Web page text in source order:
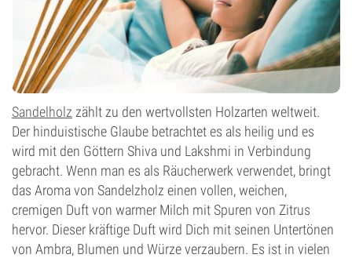
Sandelholz zählt zu den wertvollsten Holzarten weltweit.
Der hinduistische Glaube betrachtet es als heilig und es
wird mit den Göttern Shiva und Lakshmi in Verbindung
gebracht. Wenn man es als Räucherwerk verwendet, bringt
das Aroma von Sandelzholz einen vollen, weichen,
cremigen Duft von warmer Milch mit Spuren von Zitrus
hervor. Dieser kräftige Duft wird Dich mit seinen Untertönen
von Ambra, Blumen und Würze verzaubern. Es ist in vielen